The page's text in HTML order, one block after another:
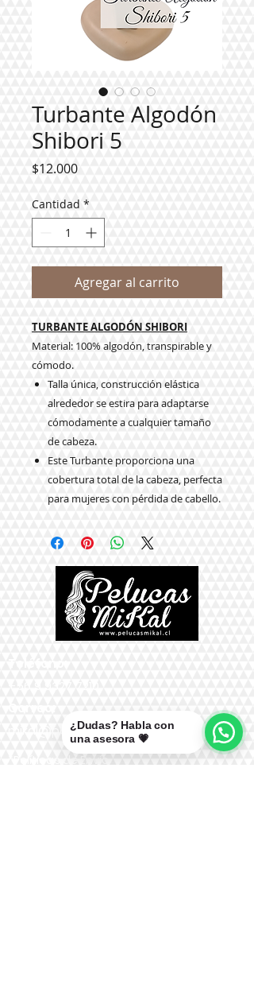
Turbante Algodón
Shibori 5
$12.000Precio
Cantidad *
Agregar al carrito
TURBANTE ALGODÓN SHIBORI
Material: 100% algodón, transpirable y
cómodo.
Talla única, construcción elástica
alrededor se estira para adaptarse
cómodamente a cualquier tamaño
de cabeza.
Este Turbante proporciona una
cobertura total de la cabeza, perfecta
para mujeres con pérdida de cabello.
mikal@pelucasmikal.cl
*Políticas de Envío
¿Dudas? Habla con
una asesora 💗